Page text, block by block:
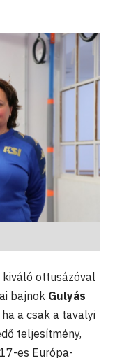
öttusázóval
bajnok Gulyás
a csak a tavalyi
teljesítmény,
es Európa-